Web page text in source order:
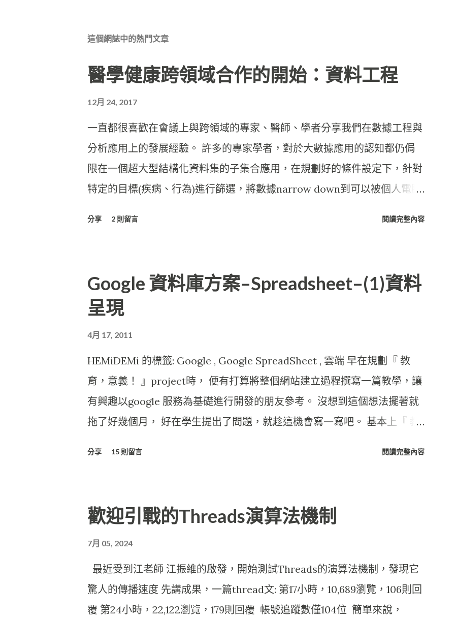
這個網誌中的熱門文章
醫學健康跨領域合作的開始：資料工程
12月 24, 2017
一直都很喜歡在會議上與跨領域的專家、醫師、學者分享我們在數據工程與
分析應用上的發展經驗。 許多的專家學者，對於大數據應用的認知都仍侷
限在一個超大型結構化資料集的子集合應用，在規劃好的條件設定下，針對
特定的目標(疾病、行為)進行篩選，將數據narrow down到可以被個人電腦
成大量的時間與人力浪費，對於專案計畫進度的延宕更是麻煩。這些還不包
含
分享 2 則留言 閱讀完整內容
Google 資料庫方案–Spreadsheet–(1)資料
呈現
4月 17, 2011
HEMiDEMi 的標籤: Google , Google SpreadSheet , 雲端 早在規劃『 教
育，意義！ 』project時， 便有打算將整個網站建立過程撰寫一篇教學，讓
有興趣以google 服務為基礎進行開發的朋友參考。 沒想到這個想法擺著就
拖了好幾個月， 好在學生提出了問題，就趁這機會寫一寫吧。 基本上『 教
用，或架站的硬體、電費， 最好的地方在於不用管理主機維運的問題， 只
要專心做我的創意、嘗鮮就好了！！ 多棒！ 若將『 教育，意義！ 』網站
依功能層次來分類，可以分為三層結構， 當中的層次與使用技術大致如
下： UI 介面層 服務 : Blogspot (網站介面) , Picasa (相簿空間), Google
Apps 技術 : Javascript , AJAX ( JQuery ) App應用層 服務 : Google App
Engine (GAE) 技術 : Java, Java Server Page (JSP) 資料層 服務 : Google
分享 15 則留言 閱讀完整內容
歡迎引戰的Threads演算法機制
7月 05, 2024
最近受到江老師 江振維的啟發，開始測試Threads的演算法機制，發現它
驚人的傳播速度 先講成果，一篇thread文: 第17小時，10,689瀏覽，106則回
覆 第24小時，22,122瀏覽，179則回覆 帳號追蹤數僅104位 簡單來說，